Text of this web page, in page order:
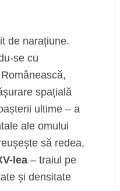
de narațiune.
se cu
spațială
ultime – a
ale omului
să redea,
lea – traiul pe
și densitate